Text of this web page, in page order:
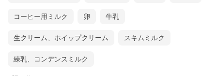
コーヒー用ミルク 卵 牛乳
生クリーム、ホイップクリーム スキムミルク
練乳、コンデンスミルク